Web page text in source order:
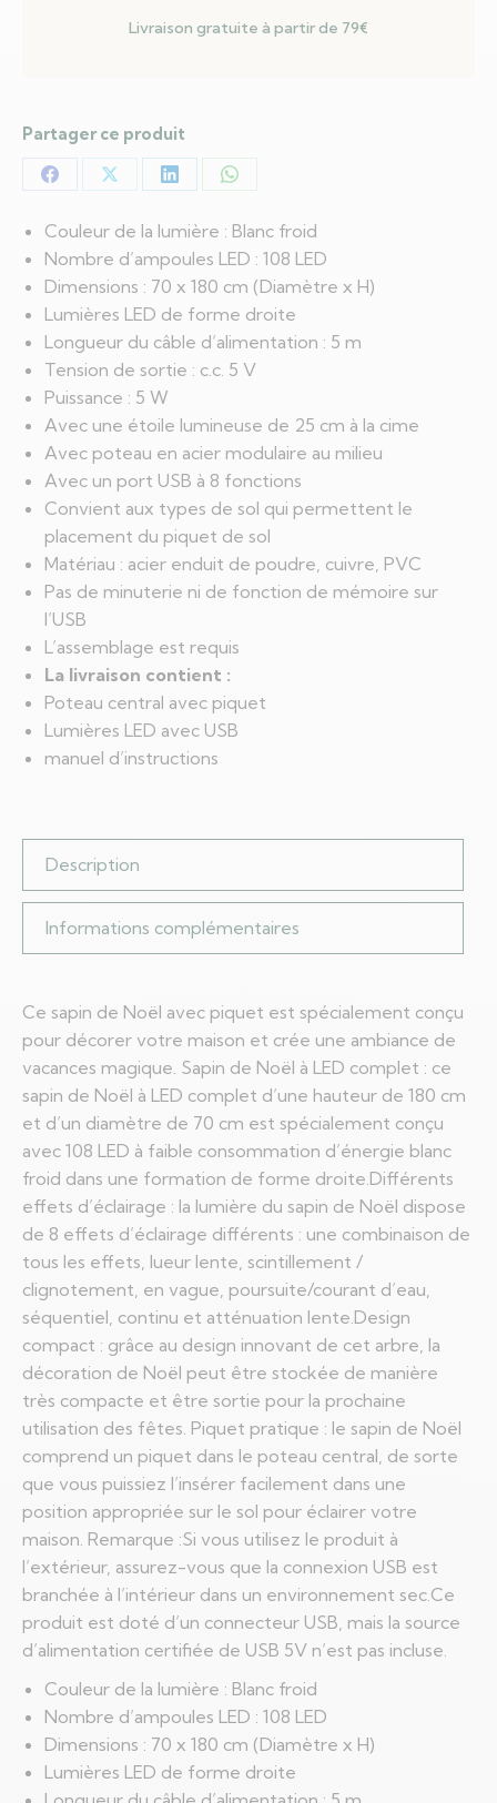
Couleur de la lumière : Blanc froid
Nombre d’ampoules LED : 108 LED
Dimensions : 70 x 180 cm (Diamètre x H)
Lumières LED de forme droite
Longueur du câble d’alimentation : 5 m
Tension de sortie : c.c. 5 V
Puissance : 5 W
Avec une étoile lumineuse de 25 cm à la cime
Avec poteau en acier modulaire au milieu
Avec un port USB à 8 fonctions
Convient aux types de sol qui permettent le
placement du piquet de sol
Matériau : acier enduit de poudre, cuivre, PVC
Pas de minuterie ni de fonction de mémoire sur
l’USB
L’assemblage est requis
La livraison contient :
Poteau central avec piquet
Lumières LED avec USB
manuel d’instructions
Livraison gratuite à partir de 79€
Partager ce produit
Partager
sur
Facebook
Partager
sur
X
Partager
sur
LinkedIn
Partager
sur
WhatsApp
Description
Informations complémentaires
Ce sapin de Noël avec piquet est spécialement conçu
pour décorer votre maison et crée une ambiance de
vacances magique. Sapin de Noël à LED complet : ce
sapin de Noël à LED complet d’une hauteur de 180 cm
et d’un diamètre de 70 cm est spécialement conçu
avec 108 LED à faible consommation d’énergie blanc
froid dans une formation de forme droite.Différents
effets d’éclairage : la lumière du sapin de Noël dispose
de 8 effets d’éclairage différents : une combinaison de
tous les effets, lueur lente, scintillement /
clignotement, en vague, poursuite/courant d’eau,
séquentiel, continu et atténuation lente.Design
compact : grâce au design innovant de cet arbre, la
décoration de Noël peut être stockée de manière
très compacte et être sortie pour la prochaine
utilisation des fêtes. Piquet pratique : le sapin de Noël
comprend un piquet dans le poteau central, de sorte
que vous puissiez l’insérer facilement dans une
position appropriée sur le sol pour éclairer votre
maison. Remarque :Si vous utilisez le produit à
l’extérieur, assurez-vous que la connexion USB est
branchée à l’intérieur dans un environnement sec.Ce
produit est doté d’un connecteur USB, mais la source
d’alimentation certifiée de USB 5V n’est pas incluse.
Couleur de la lumière : Blanc froid
Nombre d’ampoules LED : 108 LED
Dimensions : 70 x 180 cm (Diamètre x H)
Lumières LED de forme droite